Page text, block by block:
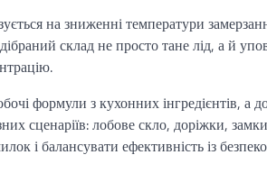
на зниженні температури
склад не просто тане лід, а й
формули з кухонних інгредієнтів, а
сценаріїв: лобове скло, доріжки,
і балансувати ефективність із